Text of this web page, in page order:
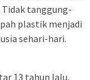
tanggung-
plastik menjadi
sehari-hari.
13 tahun lalu,